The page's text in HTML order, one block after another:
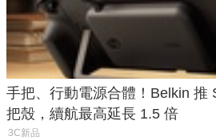
手把、行動電源合體！Belkin 推
把殼，續航最高延長 1.5 倍
3C新品